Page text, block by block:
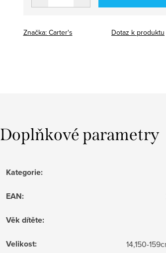
Značka: Carter's Dotaz k produktu
Doplňkové parametry
Kategorie:
EAN:
Věk dítěte:
Velikost: 14,150-